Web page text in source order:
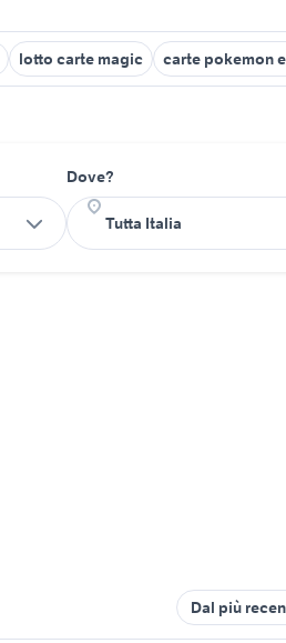
lotto carte magic carte pokemon
Dove?
Dal più